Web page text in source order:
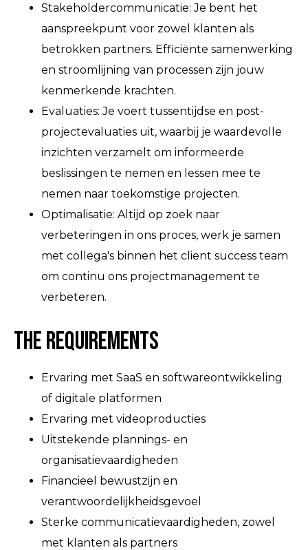
Stakeholdercommunicatie: Je bent het
aanspreekpunt voor zowel klanten als
betrokken partners. Efficiënte samenwerking
en stroomlijning van processen zijn jouw
kenmerkende krachten.
Evaluaties: Je voert tussentijdse en post-
projectevaluaties uit, waarbij je waardevolle
inzichten verzamelt om informeerde
beslissingen te nemen en lessen mee te
nemen naar toekomstige projecten.
Optimalisatie: Altijd op zoek naar
verbeteringen in ons proces, werk je samen
met collega's binnen het client success team
om continu ons projectmanagement te
verbeteren.
The Requirements
Ervaring met SaaS en softwareontwikkeling
of digitale platformen
Ervaring met videoproducties
Uitstekende plannings- en
organisatievaardigheden
Financieel bewustzijn en
verantwoordelijkheidsgevoel
Sterke communicatievaardigheden, zowel
met klanten als partners